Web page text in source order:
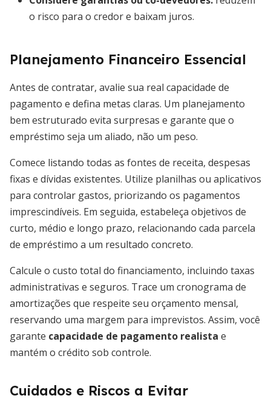
o risco para o credor e baixam juros.
Planejamento Financeiro Essencial
Antes de contratar, avalie sua real capacidade de
pagamento e defina metas claras. Um planejamento
bem estruturado evita surpresas e garante que o
empréstimo seja um aliado, não um peso.
Comece listando todas as fontes de receita, despesas
fixas e dívidas existentes. Utilize planilhas ou aplicativos
para controlar gastos, priorizando os pagamentos
imprescindíveis. Em seguida, estabeleça objetivos de
curto, médio e longo prazo, relacionando cada parcela
de empréstimo a um resultado concreto.
Calcule o custo total do financiamento, incluindo taxas
administrativas e seguros. Trace um cronograma de
amortizações que respeite seu orçamento mensal,
reservando uma margem para imprevistos. Assim, você
garante capacidade de pagamento realista e
mantém o crédito sob controle.
Cuidados e Riscos a Evitar